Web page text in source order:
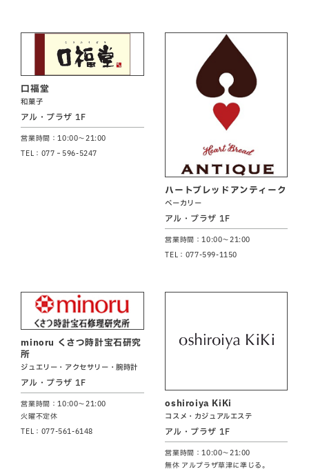
口福堂
和菓子
アル・プラザ 1F
営業時間：10:00～21:00
TEL：077‐596-5247
ハートブレッドアンティーク
ベーカリー
アル・プラザ 1F
営業時間：10:00～21:00
TEL：077-599-1150
minoru くさつ時計宝石研究
所
ジュエリー・アクセサリー・腕時計
アル・プラザ 1F
営業時間：10:00～21:00
火曜不定休
TEL：077-561-6148
oshiroiya KiKi
コスメ・カジュアルエステ
アル・プラザ 1F
営業時間：10:00～21:00
無休 アルプラザ草津に準じる。